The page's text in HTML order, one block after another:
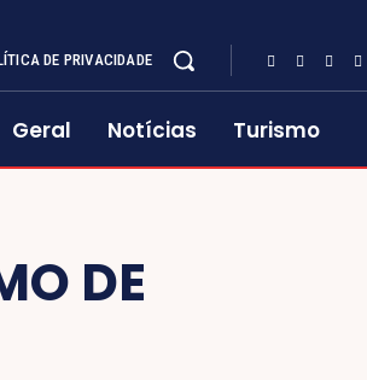
DE PRIVACIDADE
Geral Notícias Turismo
DE